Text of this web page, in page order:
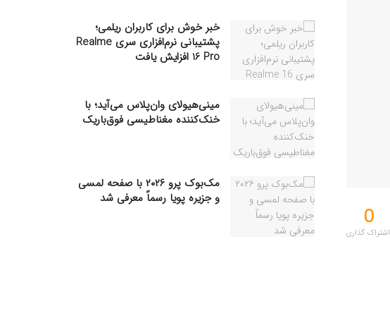
0
اشتراک گذاری‌
خبر خوش برای کاربران ریلمی؛
پشتیبانی نرم‌افزاری سری Realme
16 Pro افزایش یافت
مینی‌هیولای وان‌پلاس می‌آید؛ با
خنک‌کننده مغناطیسی فوق‌باریک
مک‌بوک پرو ۲۰۲۶ با صفحه لمسی
و جزیره پویا رسماً معرفی شد